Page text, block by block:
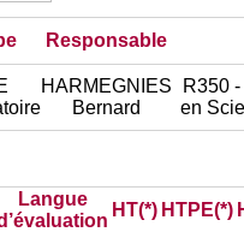
Responsable
HARMEGNIES
Bernard
R350
en
Langue
HT(*) HTPE(*)